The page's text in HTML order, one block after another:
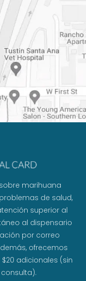
marihuana
de salud,
superior al
al dispensario
por correo
ofrecemos
adicionales (sin